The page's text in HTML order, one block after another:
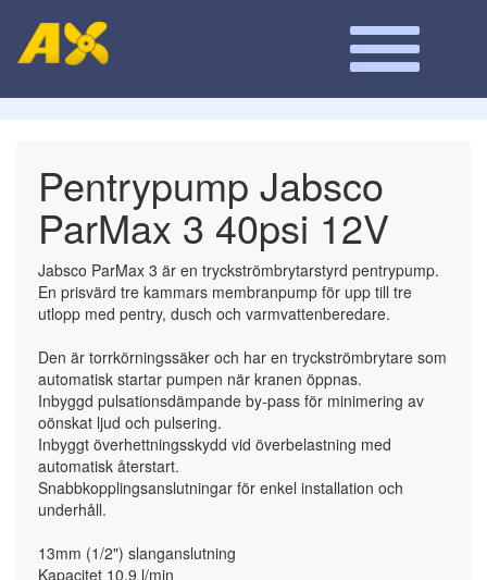
Pentrypump Jabsco
ParMax 3 40psi 12V
Jabsco ParMax 3 är en tryckströmbrytarstyrd pentrypump.
En prisvärd tre kammars membranpump för upp till tre
utlopp med pentry, dusch och varmvattenberedare.
Den är torrkörningssäker och har en tryckströmbrytare som
automatisk startar pumpen när kranen öppnas.
Inbyggd pulsationsdämpande by-pass för minimering av
oönskat ljud och pulsering.
Inbyggt överhettningsskydd vid överbelastning med
automatisk återstart.
Snabbkopplingsanslutningar för enkel installation och
underhåll.
13mm (1/2") slanganslutning
Kapacitet 10,9 l/min